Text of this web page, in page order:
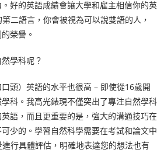
好的英語成績會讓大學和雇主相信你的英
二語言，你會被視為可以說雙語的人，
榮譽。
學科呢？
頭）英語的水平也很高 – 即使從16歲開
科。我高光錶現不僅突出了專注自然學科
語，而且更重要的是，強大的溝通技巧在
少的。學習自然科學需要在考試和論文中
行具體評估，明確地表達您的想法也有